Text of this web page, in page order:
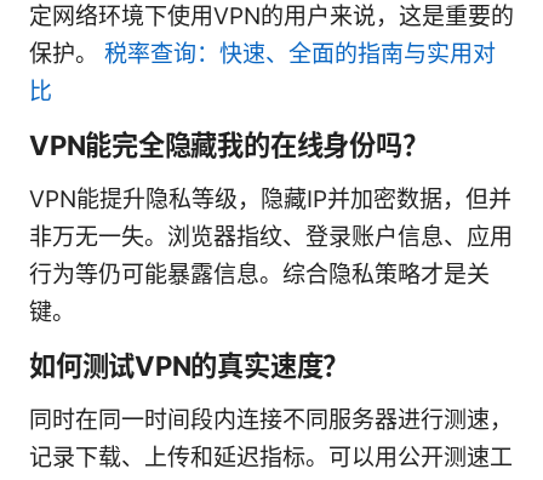
定网络环境下使用VPN的用户来说，这是重要的
保护。 税率查询：快速、全面的指南与实用对
比
VPN能完全隐藏我的在线身份吗？
VPN能提升隐私等级，隐藏IP并加密数据，但并
非万无一失。浏览器指纹、登录账户信息、应用
行为等仍可能暴露信息。综合隐私策略才是关
键。
如何测试VPN的真实速度？
同时在同一时间段内连接不同服务器进行测速，
记录下载、上传和延迟指标。可以用公开测速工